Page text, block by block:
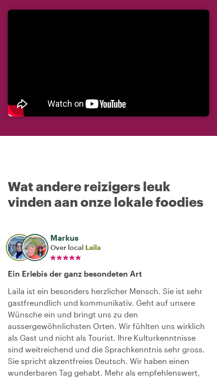
Wat andere reizigers leuk
vinden aan onze lokale foodies
Markus
Over local Laila
Ein Erlebis der ganz besondeten Art
Laila ist ein besonders herzlicher Mensch. Sie ist sehr
gastfreundlich und kommunikativ. Geht auf unsere
Wünsche ein und bringt uns zu den
aussergewöhnlichsten Orten. Wir fühlten uns wirklich
als Gast und nicht als Tourist. Ihre Kulturkenntnisse
sind weitreichend und die Sprachkenntnis sehr gross.
Sie spricht akzentfreies Deutsch. Wir haben einen
wunderbaren Tag gehabt. Mehr als empfehlenswert,